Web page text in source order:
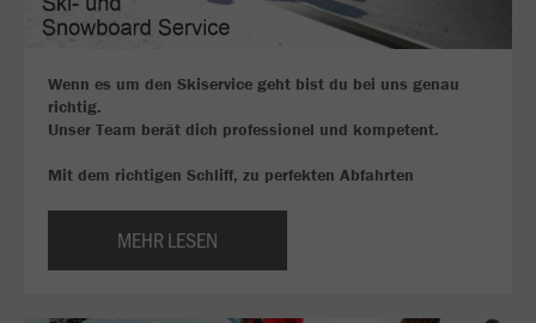
Wenn es um den Skiservice geht bist du bei uns genau
richtig.
Unser Team berät dich professionel und kompetent.
Mit dem richtigen Schliff, zu perfekten Abfahrten
MEHR LESEN